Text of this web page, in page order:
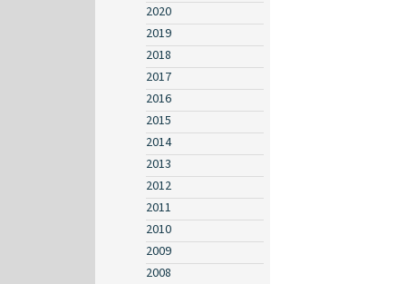
2020
2019
2018
2017
2016
2015
2014
2013
2012
2011
2010
2009
2008